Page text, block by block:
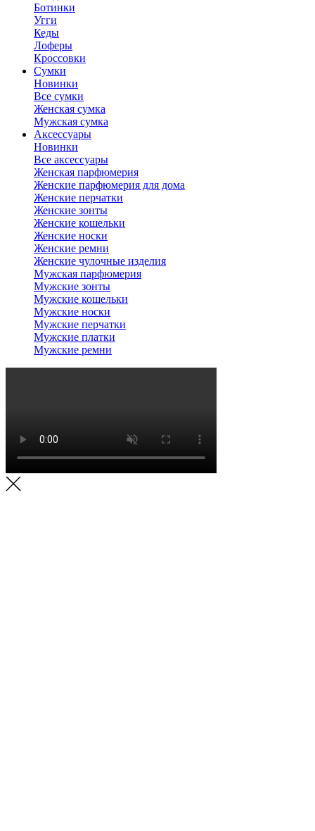
Ботинки
Угги
Кеды
Лоферы
Кроссовки
Сумки
Новинки
Все сумки
Женская сумка
Мужская сумка
Аксессуары
Новинки
Все аксессуары
Женская парфюмерия
Женские парфюмерия для дома
Женские перчатки
Женские зонты
Женские кошельки
Женские носки
Женские ремни
Женские чулочные изделия
Мужская парфюмерия
Мужские зонты
Мужские кошельки
Мужские носки
Мужские перчатки
Мужские платки
Мужские ремни